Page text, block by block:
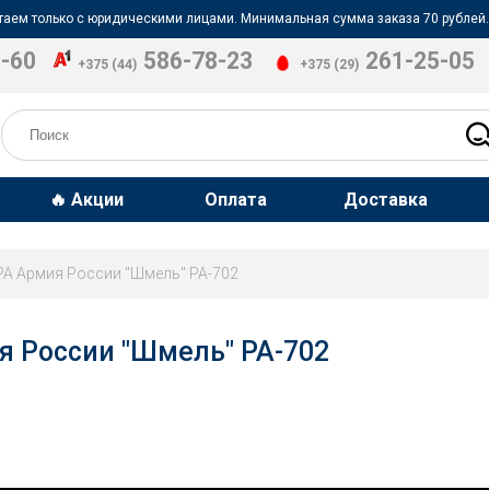
только с юридическими лицами. Минимальная сумма заказа 70 рублей.
60 +375 (44) 586-78-23 +375 (29) 261-25-05
🔥 Акции Оплата Доставка
Армия России "Шмель" РА-702
России "Шмель" РА-702